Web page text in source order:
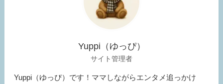
Yuppi（ゆっぴ）
サイト管理者
Yuppi（ゆっぴ）です！ママしながらエンタメ追っかけ